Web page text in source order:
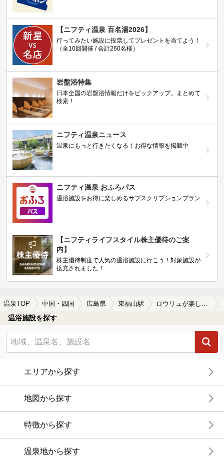
【ニフティ温泉 百名湯2026】
行ってみたい施設に投票してプレゼントを当てよう！
（全10回開催 / 合計260名様）
岩盤浴特集
日本全国の岩盤浴情報だけをピックアップ。まとめて
検索！
ニフティ温泉ニュース
温泉にもっと行きたくなる！お得な情報を掲載中
ニフティ温泉 おふろパス
温浴施設をお得に楽しめるサブスクリプションプラン
【ニフティライフスタイル株主優待のご案
内】
株主優待制度で人気の温浴施設に行こう！対象施設が
拡充されました！
温泉TOP 中国・四国 広島県 東福山駅
温浴施設を探す
エリアから探す
地図から探す
特徴から探す
温泉地から探す